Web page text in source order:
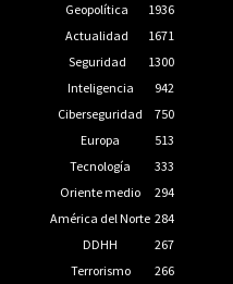
Geopolítica
1936
Actualidad
1671
Seguridad
1300
Inteligencia
942
Ciberseguridad
750
Europa
513
Tecnología
333
Oriente medio
294
América del Norte 284
DDHH
267
Terrorismo
266